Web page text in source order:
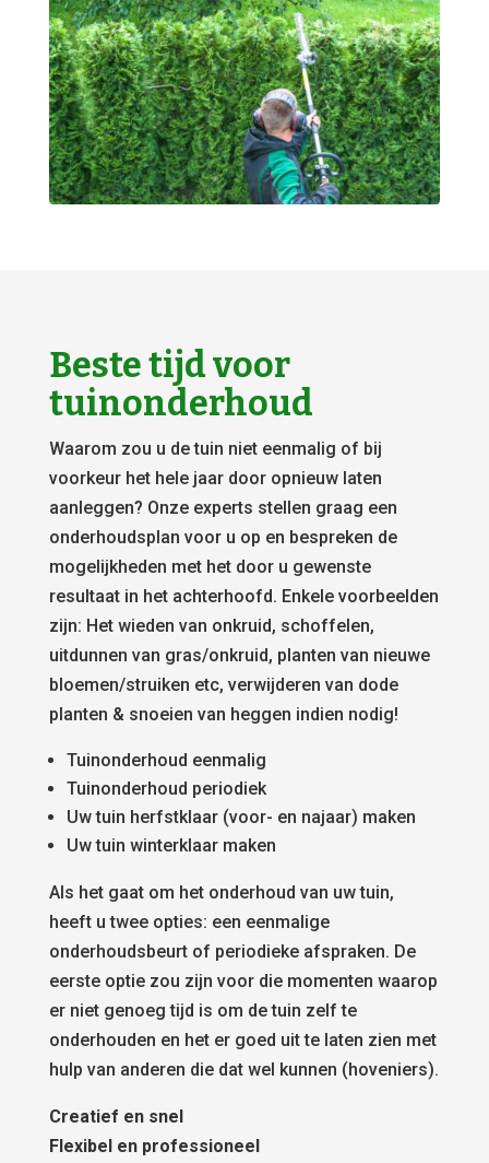
Beste tijd voor
tuinonderhoud
Waarom zou u de tuin niet eenmalig of bij
voorkeur het hele jaar door opnieuw laten
aanleggen? Onze experts stellen graag een
onderhoudsplan voor u op en bespreken de
mogelijkheden met het door u gewenste
resultaat in het achterhoofd. Enkele voorbeelden
zijn: Het wieden van onkruid, schoffelen,
uitdunnen van gras/onkruid, planten van nieuwe
bloemen/struiken etc, verwijderen van dode
planten & snoeien van heggen indien nodig!
Tuinonderhoud eenmalig
Tuinonderhoud periodiek
Uw tuin herfstklaar (voor- en najaar) maken
Uw tuin winterklaar maken
Als het gaat om het onderhoud van uw tuin,
heeft u twee opties: een eenmalige
onderhoudsbeurt of periodieke afspraken. De
eerste optie zou zijn voor die momenten waarop
er niet genoeg tijd is om de tuin zelf te
onderhouden en het er goed uit te laten zien met
hulp van anderen die dat wel kunnen (hoveniers).
Creatief en snel
Flexibel en professioneel